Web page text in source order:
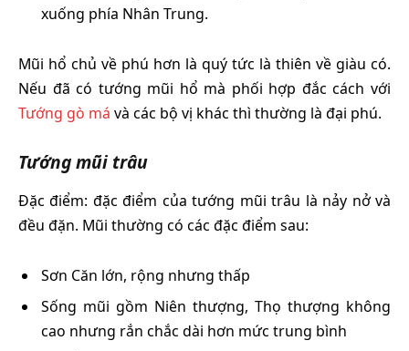
xuống phía Nhân Trung.
Mũi hổ chủ về phú hơn là quý tức là thiên về giàu có.
Nếu đã có tướng mũi hổ mà phối hợp đắc cách với
Tướng gò má và các bộ vị khác thì thường là đại phú.
Tướng mũi trâu
Đặc điểm: đặc điểm của tướng mũi trâu là nảy nở và
đều đặn. Mũi thường có các đặc điểm sau:
Sơn Căn lớn, rộng nhưng thấp
Sống mũi gồm Niên thượng, Thọ thượng không
cao nhưng rắn chắc dài hơn mức trung bình